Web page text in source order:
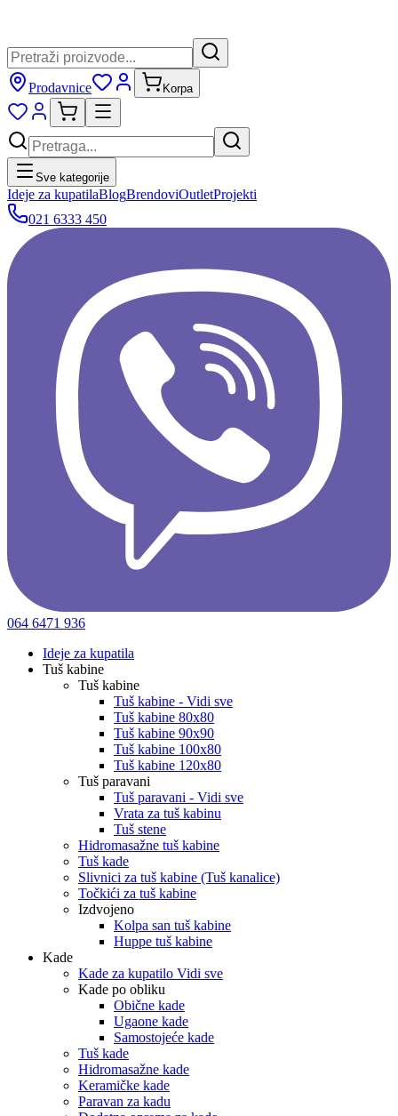
Prodavnice Korpa
Sve kategorije
Ideje za kupatilaBlogBrendoviOutletProjekti
021 6333 450
064 6471 936
Ideje za kupatila
Tuš kabine
Tuš kabine
Tuš kabine - Vidi sve
Tuš kabine 80x80
Tuš kabine 90x90
Tuš kabine 100x80
Tuš kabine 120x80
Tuš paravani
Tuš paravani - Vidi sve
Vrata za tuš kabinu
Tuš stene
Hidromasažne tuš kabine
Tuš kade
Slivnici za tuš kabine (Tuš kanalice)
Točkići za tuš kabine
Izdvojeno
Kolpa san tuš kabine
Huppe tuš kabine
Kade
Kade za kupatilo Vidi sve
Kade po obliku
Obične kade
Ugaone kade
Samostojeće kade
Tuš kade
Hidromasažne kade
Keramičke kade
Paravan za kadu